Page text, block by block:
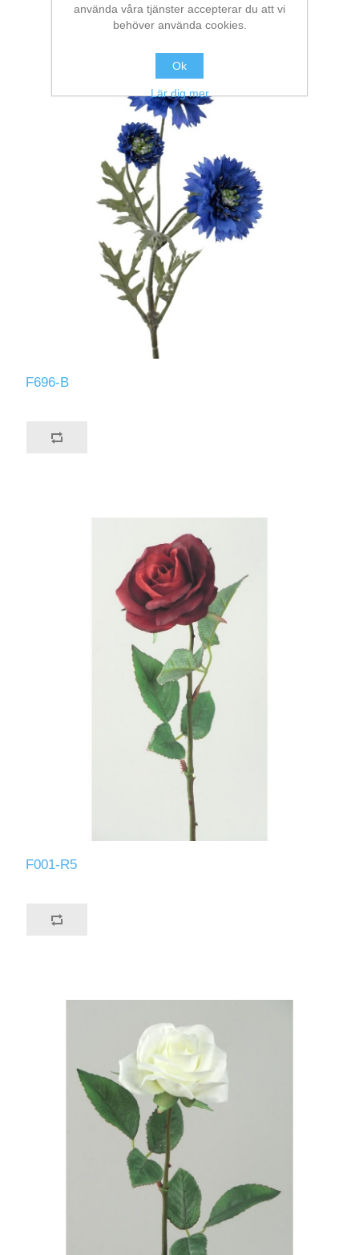
F696-B
F001-R5
använda våra tjänster accepterar du att vi
behöver använda cookies.
Ok
Lär dig mer